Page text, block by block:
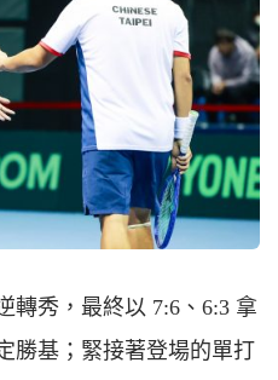
轉秀，最終以 7:6、6:3 拿
勝基；緊接著登場的單打